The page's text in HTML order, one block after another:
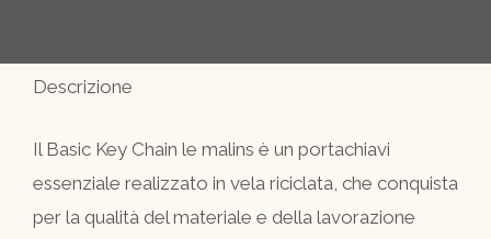
Descrizione
Il Basic Key Chain le malins è un portachiavi
essenziale realizzato in vela riciclata, che conquista
per la qualità del materiale e della lavorazione